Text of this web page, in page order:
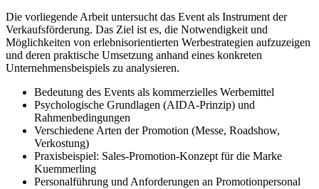
Die vorliegende Arbeit untersucht das Event als Instrument der
Verkaufsförderung. Das Ziel ist es, die Notwendigkeit und
Möglichkeiten von erlebnisorientierten Werbestrategien aufzuzeigen
und deren praktische Umsetzung anhand eines konkreten
Unternehmensbeispiels zu analysieren.
Bedeutung des Events als kommerzielles Werbemittel
Psychologische Grundlagen (AIDA-Prinzip) und
Rahmenbedingungen
Verschiedene Arten der Promotion (Messe, Roadshow,
Verkostung)
Praxisbeispiel: Sales-Promotion-Konzept für die Marke
Kuemmerling
Personalführung und Anforderungen an Promotionpersonal